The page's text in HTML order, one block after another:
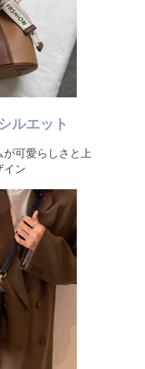
ルエット
可愛らしさと上
イン